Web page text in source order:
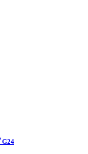
گاز صفحه ای اخوان مدل G24